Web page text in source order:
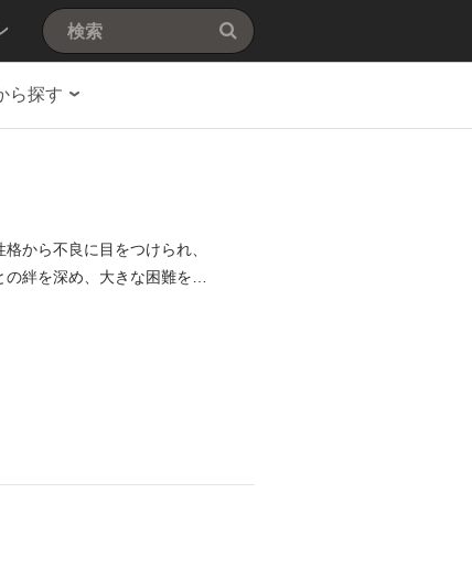
ら探す
から不良に目をつけられ、
絆を深め、大きな困難を乗